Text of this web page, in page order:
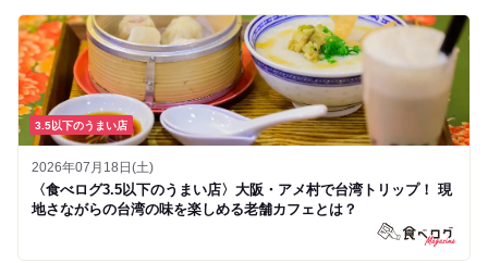
3.5以下のうまい店
2026年07月18日(土)
〈食べログ3.5以下のうまい店〉大阪・アメ村で台湾トリップ！ 現
地さながらの台湾の味を楽しめる老舗カフェとは？